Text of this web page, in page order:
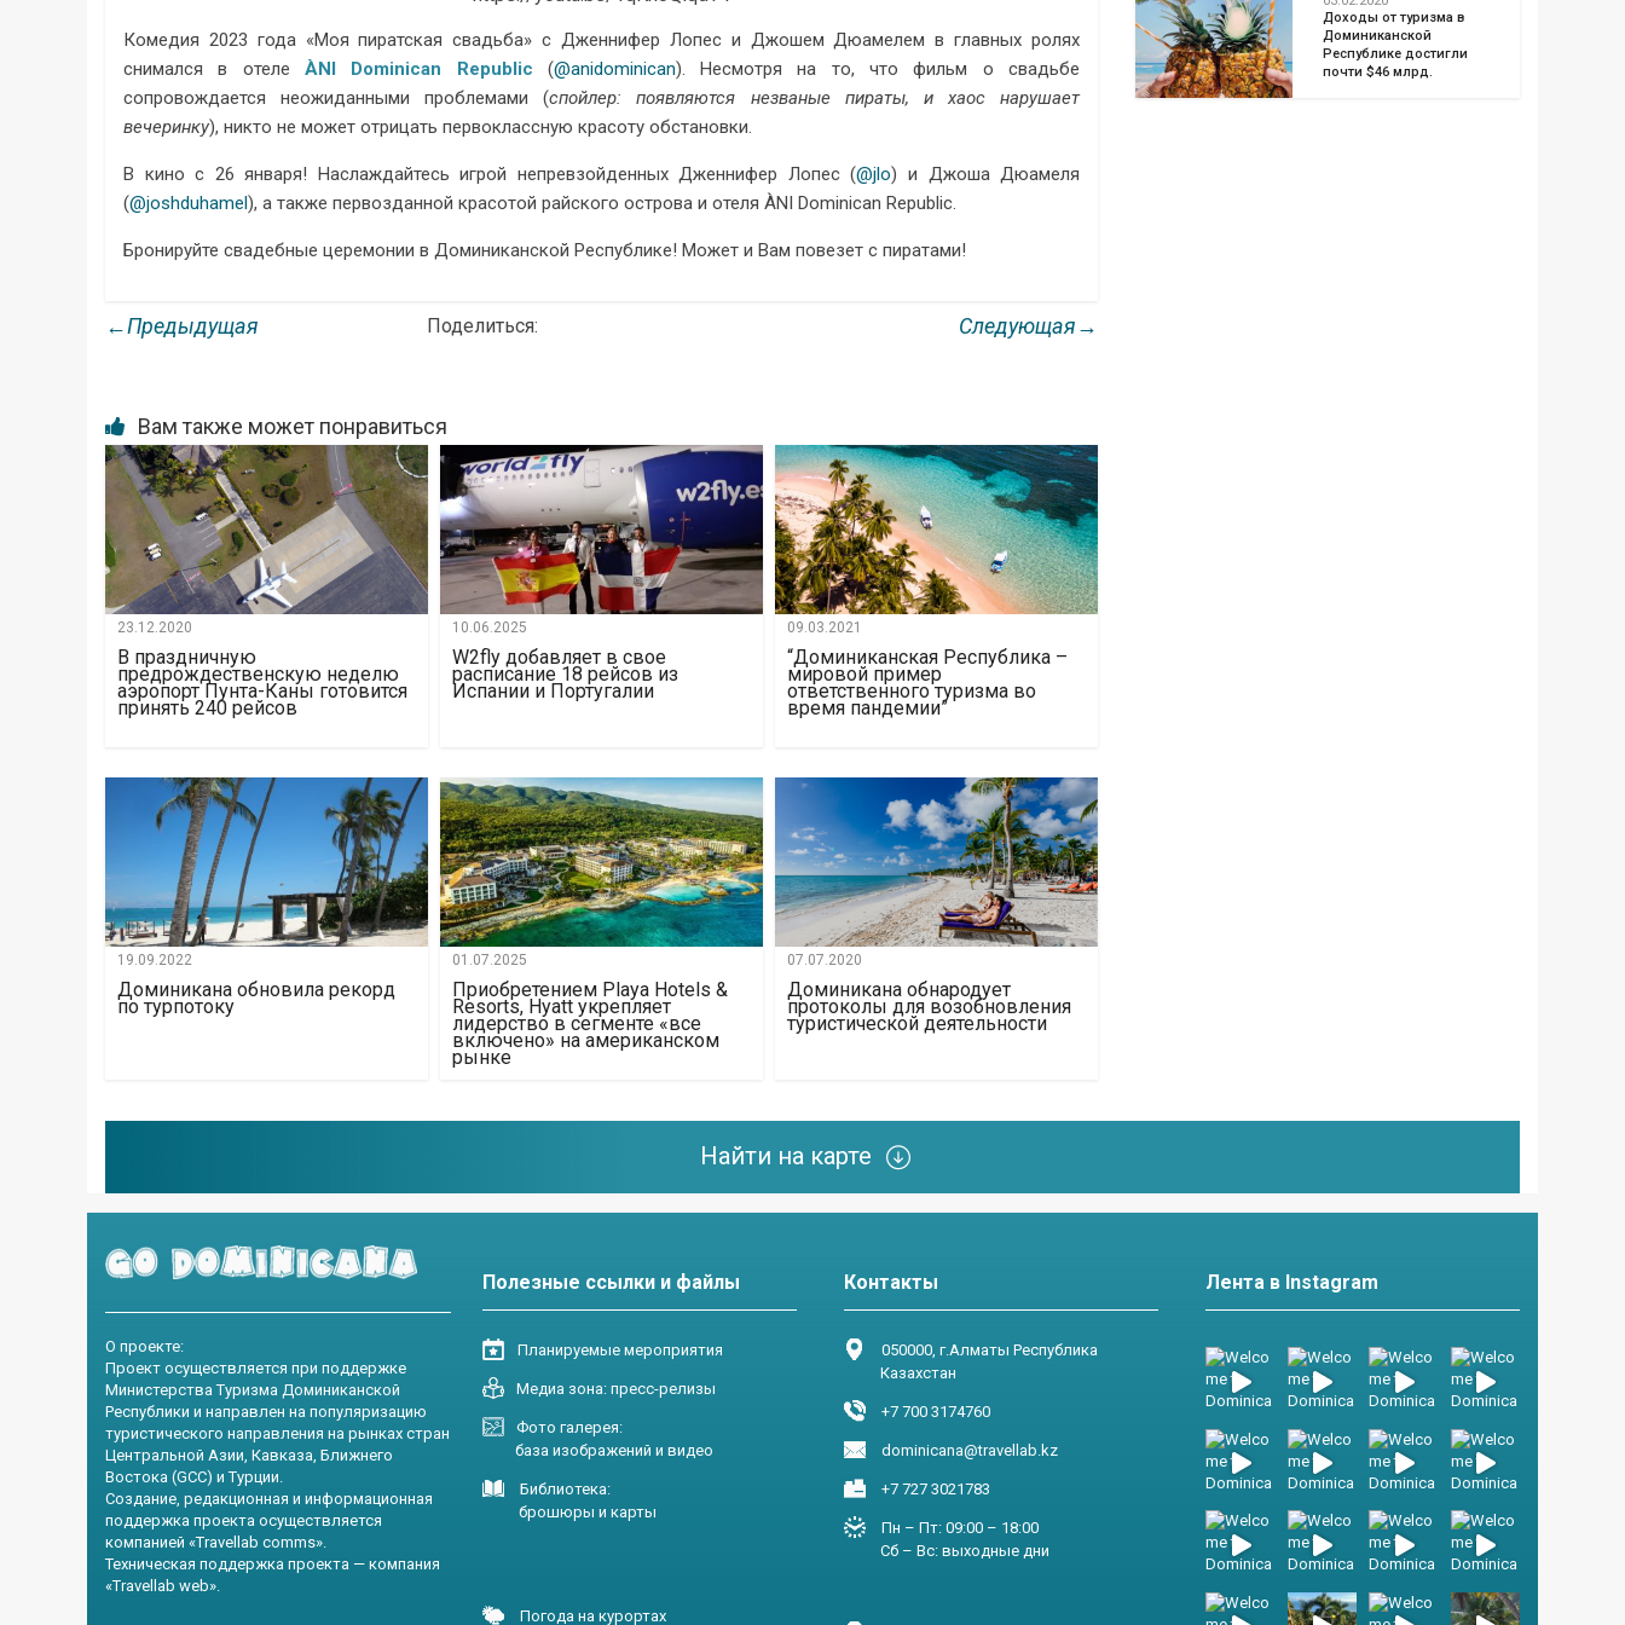
Комедия 2023 года «Моя пиратская свадьба» с Дженнифер Лопес и Джошем Дюамелем в главных ролях
снимался в отеле ÀNI Dominican Republic (@anidominican). Несмотря на то, что фильм о свадьбе
сопровождается неожиданными проблемами (спойлер: появляются незваные пираты, и хаос нарушает
вечеринку), никто не может отрицать первоклассную красоту обстановки.
В кино с 26 января! Наслаждайтесь игрой непревзойденных Дженнифер Лопес (@jlo) и Джоша Дюамеля
(@joshduhamel), а также первозданной красотой райского острова и отеля ÀNI Dominican Republic.
Бронируйте свадебные церемонии в Доминиканской Республике! Может и Вам повезет с пиратами!
←Предыдущая Следующая→
Поделиться:
Вам также может понравиться
23.12.2020
В праздничную
предрождественскую неделю
аэропорт Пунта-Каны готовится
принять 240 рейсов
10.06.2025
W2fly добавляет в свое
расписание 18 рейсов из
Испании и Португалии
09.03.2021
“Доминиканская Республика –
мировой пример
ответственного туризма во
время пандемии”
19.09.2022
Доминикана обновила рекорд
по турпотоку
01.07.2025
Приобретением Playa Hotels &
Resorts, Hyatt укрепляет
лидерство в сегменте «все
включено» на американском
рынке
07.07.2020
Доминикана обнародует
протоколы для возобновления
туристической деятельности
Доходы от туризма в
Доминиканской
Республике достигли
почти $46 млрд.
Найти на карте
О проекте:
Проект осуществляется при поддержке
Министерства Туризма Доминиканской
Республики и направлен на популяризацию
туристического направления на рынках стран
Центральной Азии, Кавказа, Ближнего
Востока (GCC) и Турции.
Создание, редакционная и информационная
поддержка проекта осуществляется
компанией «Travellab comms».
Техническая поддержка проекта — компания
«Travellab web».
Полезные ссылки и файлы
Планируемые мероприятия
Медиа зона: пресс-релизы
Фото галерея:
база изображений и видео
Библиотека:
брошюры и карты
Погода на курортах
Контакты
050000, г.Алматы Республика
Казахстан
+7 700 3174760
dominicana@travellab.kz
+7 727 3021783
Пн – Пт: 09:00 – 18:00
Сб – Вс: выходные дни
Лента в Instagram